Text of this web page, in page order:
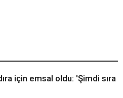
için emsal oldu: 'Şimdi sıra